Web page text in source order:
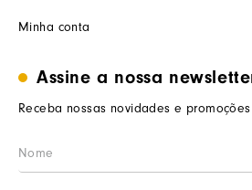
Seja um(a) cliente multimarca
Trabalhe conosco
Como trocar
Segurança e privacidade
Prazos de entrega
LGPD
Cashback
Minha conta
Meus pedidos
Wishlist
Assine a nossa
Receba nossas novidades e